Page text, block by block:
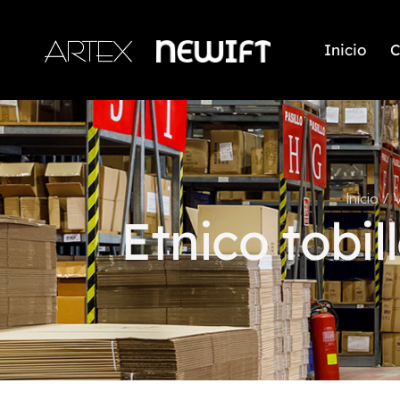
Inicio
Inicio
Etnico